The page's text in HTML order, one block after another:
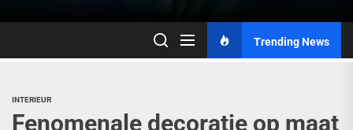
Trending News
INTERIEUR
Fenomenale decoratie op maat